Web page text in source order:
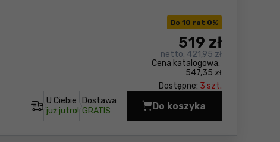
Do 10 rat 0%
Cena katalogowa:
547,35 zł
519 zł
netto: 421,95 zł
Dostępne: 3 szt.
U Ciebie
już jutro!
Dostawa
GRATIS
Do koszyka
Przedłużacz